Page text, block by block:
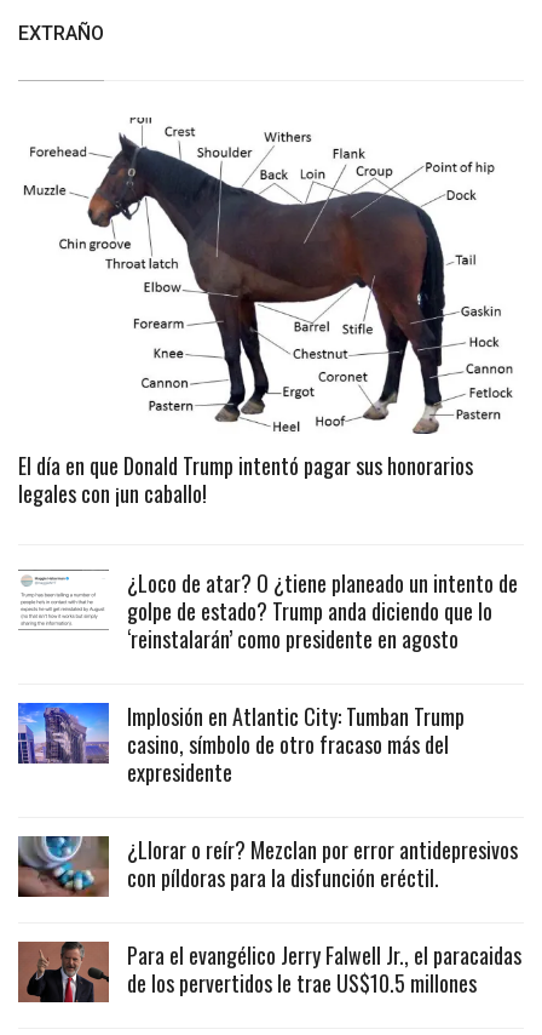
EXTRAÑO
El día en que Donald Trump intentó pagar sus honorarios
legales con ¡un caballo!
¿Loco de atar? O ¿tiene planeado un intento de
golpe de estado? Trump anda diciendo que lo
‘reinstalarán’ como presidente en agosto
Implosión en Atlantic City: Tumban Trump
casino, símbolo de otro fracaso más del
expresidente
¿Llorar o reír? Mezclan por error antidepresivos
con píldoras para la disfunción eréctil.
Para el evangélico Jerry Falwell Jr., el paracaidas
de los pervertidos le trae US$10.5 millones